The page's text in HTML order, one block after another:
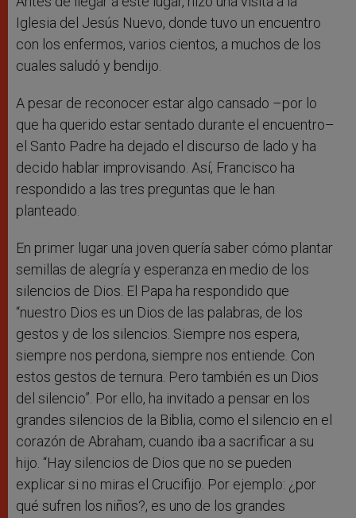
Iglesia del Jesús Nuevo, donde tuvo un encuentro
con los enfermos, varios cientos, a muchos de los
cuales saludó y bendijo.
A pesar de reconocer estar algo cansado –por lo
que ha querido estar sentado durante el encuentro–
el Santo Padre ha dejado el discurso de lado y ha
decido hablar improvisando. Así, Francisco ha
respondido a las tres preguntas que le han
planteado.
En primer lugar una joven quería saber cómo plantar
semillas de alegría y esperanza en medio de los
silencios de Dios. El Papa ha respondido que
“nuestro Dios es un Dios de las palabras, de los
gestos y de los silencios. Siempre nos espera,
siempre nos perdona, siempre nos entiende. Con
estos gestos de ternura. Pero también es un Dios
del silencio”. Por ello, ha invitado a pensar en los
grandes silencios de la Biblia, como el silencio en el
corazón de Abraham, cuando iba a sacrificar a su
hijo. “Hay silencios de Dios que no se pueden
explicar si no miras el Crucifijo. Por ejemplo: ¿por
qué sufren los niños?, es uno de los grandes